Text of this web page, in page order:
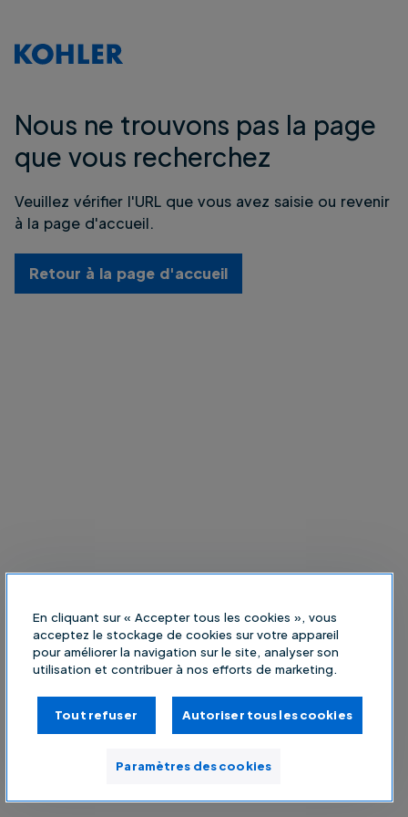
Nous ne trouvons pas la page
que vous recherchez
Veuillez vérifier l'URL que vous avez saisie ou revenir
à la page d'accueil.
Retour à la page d'accueil
En cliquant sur « Accepter tous les cookies », vous
acceptez le stockage de cookies sur votre appareil
pour améliorer la navigation sur le site, analyser son
utilisation et contribuer à nos efforts de marketing.
Tout refuser Autoriser tous les cookies
Paramètres des cookies